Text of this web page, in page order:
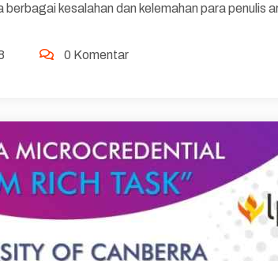
kesalahan dan kelemahan para penulis
0 Komentar